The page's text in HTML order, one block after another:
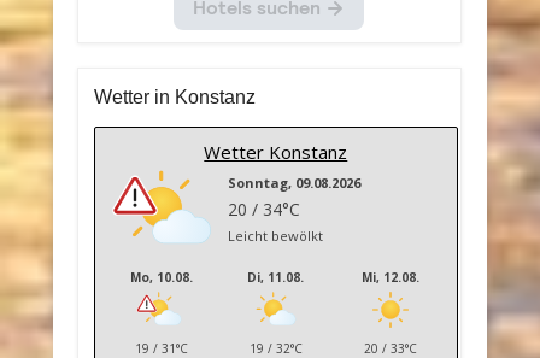
Wetter in Konstanz
Wetter Konstanz
Sonntag, 09.08.2026
20 / 34°C
Leicht bewölkt
Mo, 10.08.
19 / 31°C
Di, 11.08.
19 / 32°C
Mi, 12.08.
20 / 33°C